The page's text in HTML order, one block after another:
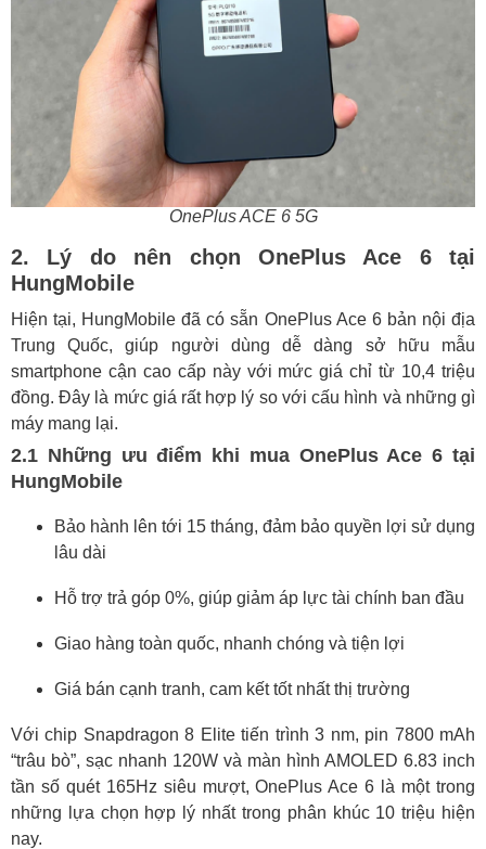
OnePlus ACE 6 5G
2. Lý do nên chọn OnePlus Ace 6 tại
HungMobile
Hiện tại, HungMobile đã có sẵn OnePlus Ace 6 bản nội địa
Trung Quốc, giúp người dùng dễ dàng sở hữu mẫu
smartphone cận cao cấp này với mức giá chỉ từ 10,4 triệu
đồng. Đây là mức giá rất hợp lý so với cấu hình và những gì
máy mang lại.
2.1 Những ưu điểm khi mua OnePlus Ace 6 tại
HungMobile
Bảo hành lên tới 15 tháng, đảm bảo quyền lợi sử dụng
lâu dài
Hỗ trợ trả góp 0%, giúp giảm áp lực tài chính ban đầu
Giao hàng toàn quốc, nhanh chóng và tiện lợi
Giá bán cạnh tranh, cam kết tốt nhất thị trường
Với chip Snapdragon 8 Elite tiến trình 3 nm, pin 7800 mAh
“trâu bò”, sạc nhanh 120W và màn hình AMOLED 6.83 inch
tần số quét 165Hz siêu mượt, OnePlus Ace 6 là một trong
những lựa chọn hợp lý nhất trong phân khúc 10 triệu hiện
nay.